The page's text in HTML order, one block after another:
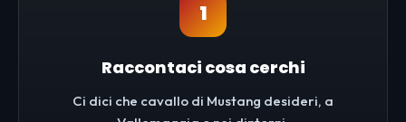
1
Raccontaci cosa cerchi
Ci dici che cavallo di Mustang desideri, a